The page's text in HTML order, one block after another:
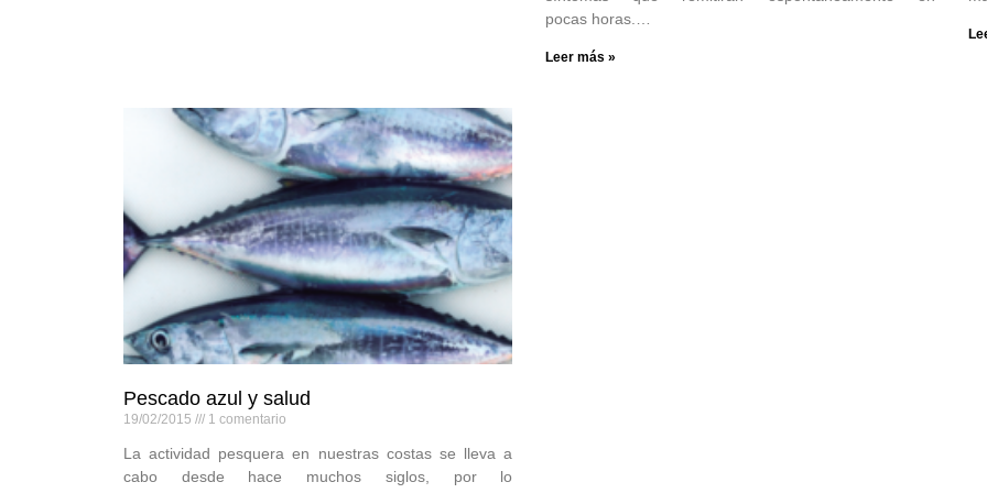
pocas horas.…
Leer más »
Pescado azul y salud
19/02/2015 1 comentario
La actividad pesquera en nuestras costas se lleva a
cabo desde hace muchos siglos, por lo